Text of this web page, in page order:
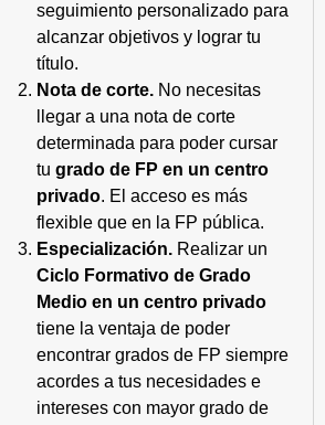
seguimiento personalizado para
alcanzar objetivos y lograr tu
título.
Nota de corte. No necesitas
llegar a una nota de corte
determinada para poder cursar
tu grado de FP en un centro
privado. El acceso es más
flexible que en la FP pública.
Especialización. Realizar un
Ciclo Formativo de Grado
Medio en un centro privado
tiene la ventaja de poder
encontrar grados de FP siempre
acordes a tus necesidades e
intereses con mayor grado de